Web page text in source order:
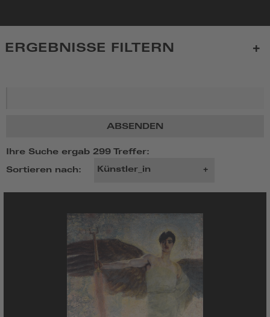
Startseite
ABSENDEN
Ihre Suche ergab 299 Treffer:
Sortieren nach:
ERGEBNISSE FILTERN